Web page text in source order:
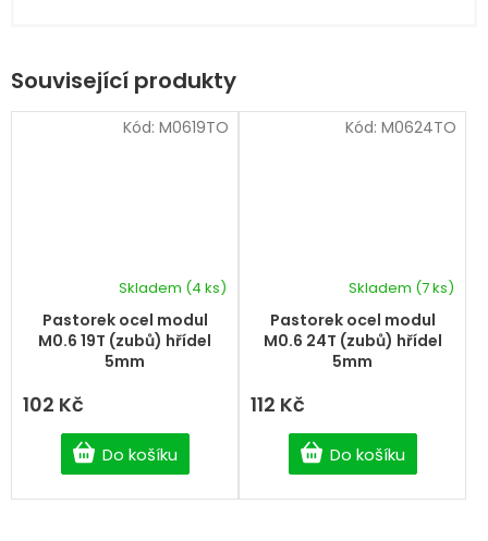
Související produkty
Pastorek ocel modul
M0.6 19T (zubů) hřídel
5mm
Skladem (4 ks)
102 Kč
Do košíku
Kód: M0619TO
Pastorek ocel modul
M0.6 24T (zubů) hřídel
5mm
Skladem (7 ks)
112 Kč
Do košíku
Kód: M0624TO